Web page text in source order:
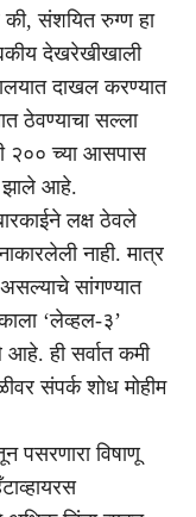
की, संशयित रुग्ण हा
देखरेखीखाली
दाखल करण्यात
ठेवण्याचा सल्ला
२०० च्या आसपास
झाले आहे.
लक्ष ठेवले
नाही. मात्र
असल्याचे सांगण्यात
‘लेव्हल-३’
ही सर्वात कमी
संपर्क शोध मोहीम
पसरणारा विषाणू